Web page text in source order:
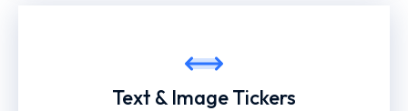
Text & Image Tickers